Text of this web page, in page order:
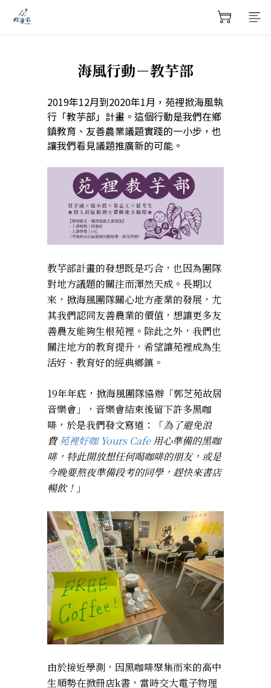
海風行動－教芋部
2019年12月到2020年1月，苑裡掀海風執
行「教芋部」計畫。這個行動是我們在鄉
鎮教育、友善農業議題實踐的一小步，也
讓我們看見議題推廣新的可能。
教芋部計畫的發想既是巧合，也因為團隊
對地方議題的關注而渾然天成。長期以
來，掀海風團隊關心地方產業的發展，尤
其我們認同友善農業的價值，想讓更多友
善農友能夠生根苑裡。除此之外，我們也
關注地方的教育提升，希望讓苑裡成為生
活好、教育好的經典鄉鎮。
19年年底，掀海風團隊協辦「郭芝苑故居
音樂會」，音樂會結束後留下許多黑咖
啡，於是我們發文寫道：「為了避免浪
費苑裡好咖 Yours Cafe用心準備的黑咖
啡，特此開放想任何喝咖啡的朋友，或是
今晚要熬夜準備段考的同學，趕快來書店
暢飲！ 」
由於接近學測，因黑咖啡聚集而來的高中
生順勢在掀冊店k書，當時交大電子物理